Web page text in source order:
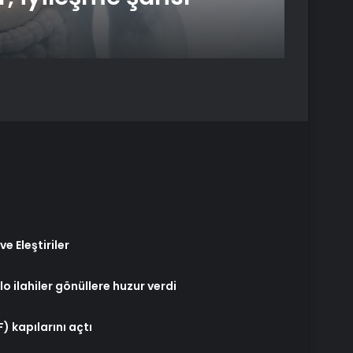
Eleştiriler
ilahiler gönüllere huzur verdi
kapılarını açtı